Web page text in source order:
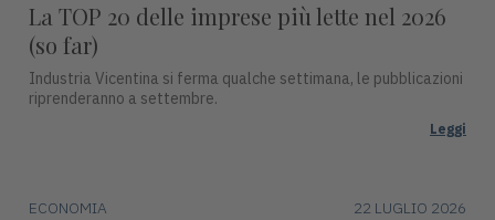
La TOP 20 delle imprese più lette nel 2026
(so far)
Industria Vicentina si ferma qualche settimana, le pubblicazioni
riprenderanno a settembre.
Leggi
ECONOMIA 22 LUGLIO 2026